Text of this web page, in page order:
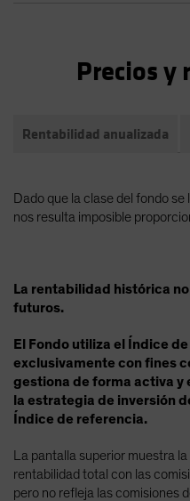
Precios
Rentabilidad anualizada
Dado que la clase del fondo
nos resulta imposible
La rentabilidad histórica
futuros.
El Fondo utiliza el Índice
exclusivamente con fines
gestiona de forma activa y
la estrategia de inversión
Índice de referencia.
La pantalla superior muestra
rentabilidad total con las
pero no refleja las comisiones